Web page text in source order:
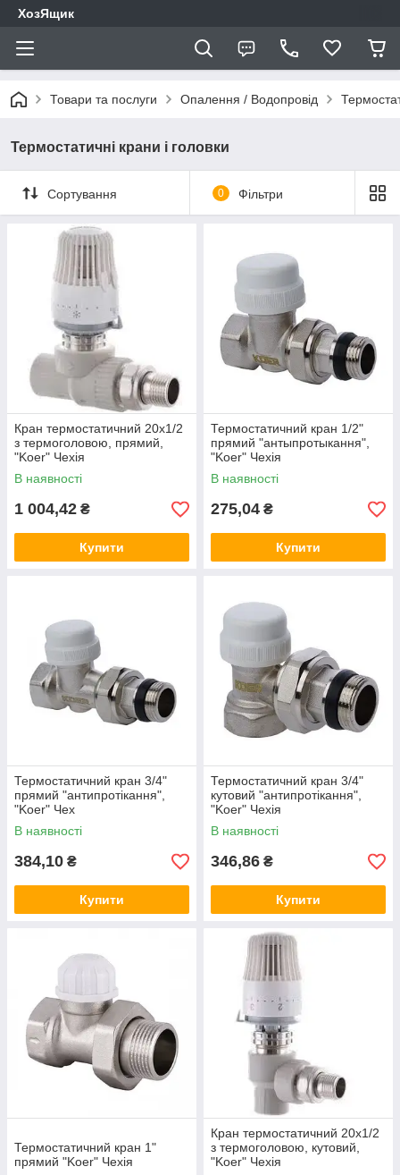
ХозЯщик
Товари та послуги Опалення / Водопровід
Термостатичні крани і головки
Сортування 0 Фільтри
Кран термостатичний 20х1/2
з термоголовою, прямий,
"Koer" Чехія
В наявності
1 004,42 ₴
Купити
Термостатичний кран 1/2"
прямий "антыпротыкання",
"Koer" Чехія
В наявності
275,04 ₴
Купити
Термостатичний кран 3/4"
прямий "антипротікання",
"Koer" Чех
В наявності
384,10 ₴
Купити
Термостатичний кран 3/4"
кутовий "антипротікання",
"Koer" Чехія
В наявності
346,86 ₴
Купити
Термостатичний кран 1"
прямий "Koer" Чехія
Кран термостатичний 20х1/2
з термоголовою, кутовий,
"Koer" Чехія